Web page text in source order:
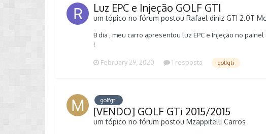
Luz EPC e Injeção GOLF GTI
um tópico no fórum postouRafael diniz GTI 2.0T
B dia , meu carro apresentou luz EPC e Injeção no
!
February 29, 2020 1 resposta golfgti
golfgti
[VENDO] GOLF GTi 2015/2015
um tópico no fórum postouMzappitelli Carros